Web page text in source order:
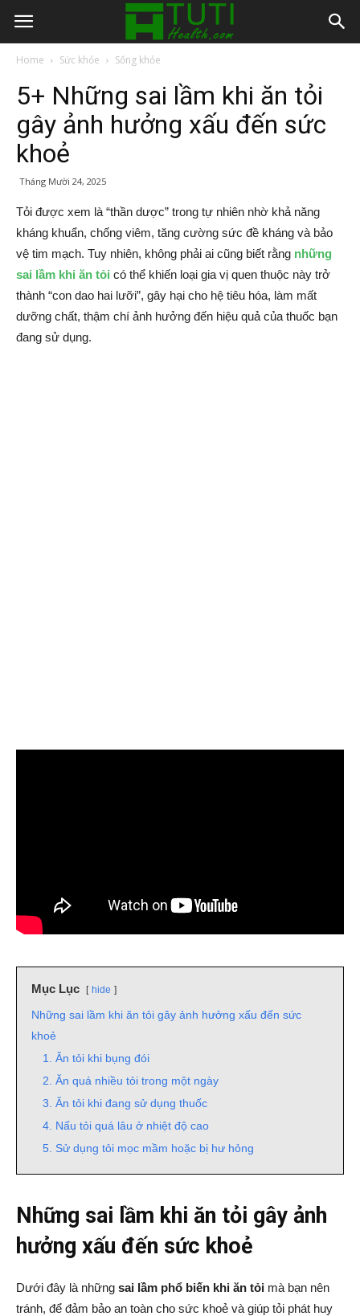
Home Sức khỏe Sống khỏe
5+ Những sai lầm khi ăn tỏi
gây ảnh hưởng xấu đến sức
khoẻ
Tháng Mười 24, 2025
Tỏi được xem là “thần dược” trong tự nhiên nhờ khả năng
kháng khuẩn, chống viêm, tăng cường sức đề kháng và bảo
vệ tim mạch. Tuy nhiên, không phải ai cũng biết rằng những
sai lầm khi ăn tỏi có thể khiến loại gia vị quen thuộc này trở
thành “con dao hai lưỡi”, gây hại cho hệ tiêu hóa, làm mất
dưỡng chất, thậm chí ảnh hưởng đến hiệu quả của thuốc bạn
đang sử dụng.
Mục Lục hide
Những sai lầm khi ăn tỏi gây ảnh hưởng xấu đến sức
khoẻ
1. Ăn tỏi khi bụng đói
2. Ăn quá nhiều tỏi trong một ngày
3. Ăn tỏi khi đang sử dụng thuốc
4. Nấu tỏi quá lâu ở nhiệt độ cao
5. Sử dụng tỏi mọc mầm hoặc bị hư hỏng
Những sai lầm khi ăn tỏi gây ảnh
hưởng xấu đến sức khoẻ
Dưới đây là những sai lầm phổ biến khi ăn tỏi mà bạn nên
tránh, để đảm bảo an toàn cho sức khoẻ và giúp tỏi phát huy